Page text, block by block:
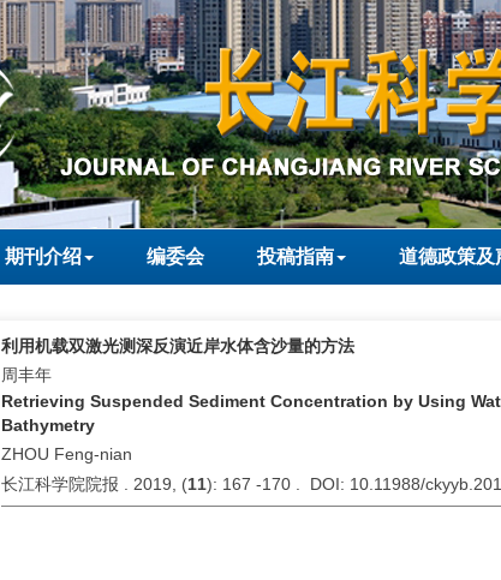
期刊介绍 编委会 投稿指南 道德政策及
利用机载双激光测深反演近岸水体含沙量的方法
周丰年
Retrieving Suspended Sediment Concentration by Using
Bathymetry
ZHOU Feng-nian
长江科学院院报 . 2019, (11): 167 -170 . DOI: 10.11988/